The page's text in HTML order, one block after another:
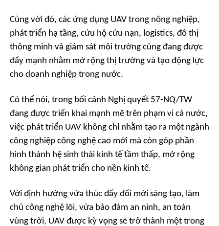
Cùng với đó, các ứng dụng UAV trong nông nghiệp,
phát triển hạ tầng, cứu hộ cứu nạn, logistics, đô thị
thông minh và giám sát môi trường cũng đang được
đẩy mạnh nhằm mở rộng thị trường và tạo động lực
cho doanh nghiệp trong nước.
Có thể nói, trong bối cảnh Nghị quyết 57-NQ/TW
đang được triển khai mạnh mẽ trên phạm vi cả nước,
việc phát triển UAV không chỉ nhằm tạo ra một ngành
công nghiệp công nghệ cao mới mà còn góp phần
hình thành hệ sinh thái kinh tế tầm thấp, mở rộng
không gian phát triển cho nền kinh tế.
Với định hướng vừa thúc đẩy đổi mới sáng tạo, làm
chủ công nghệ lõi, vừa bảo đảm an ninh, an toàn
vùng trời, UAV được kỳ vọng sẽ trở thành một trong